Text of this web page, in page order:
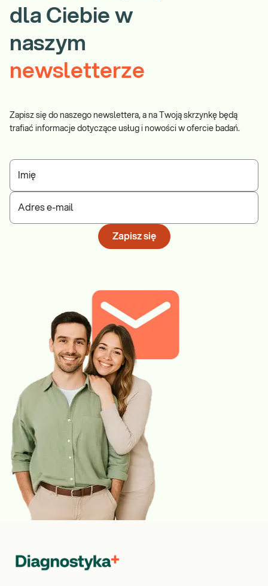
dla Ciebie w
naszym
newsletterze
Zapisz się do naszego newslettera, a na Twoją skrzynkę będą
trafiać informacje dotyczące usług i nowości w ofercie badań.
Imię
Adres e-mail
Zapisz się